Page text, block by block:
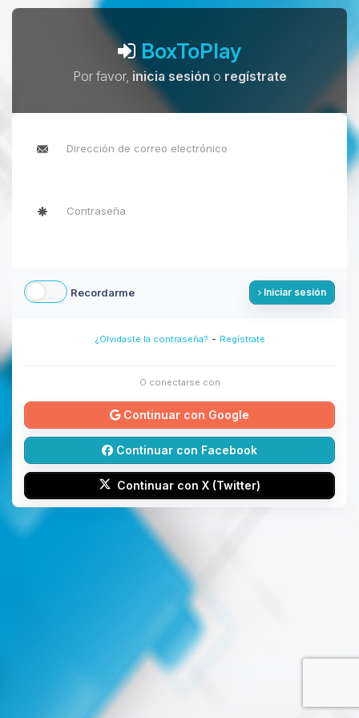
BoxToPlay
Por favor, inicia sesión o regístrate
Recordarme Iniciar sesión
¿Olvidaste la contraseña? - Regístrate
O conectarse con
Continuar con Google
Continuar con Facebook
Continuar con X (Twitter)